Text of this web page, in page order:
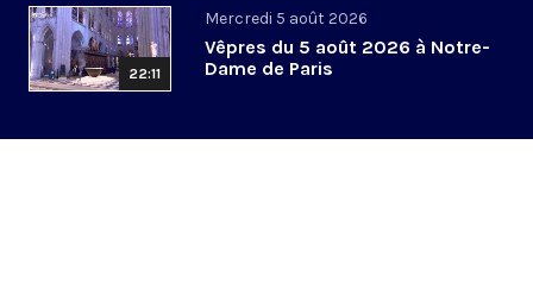
22:11
Mercredi 5 août 2026
Vêpres du 5 août 2026 à Notre-
Dame de Paris